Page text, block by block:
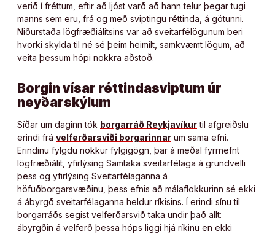
verið í fréttum, eftir að ljóst varð að hann telur þegar tugi
manns sem eru, frá og með sviptingu réttinda, á götunni.
Niðurstaða lögfræðiálitsins var að sveitarfélögunum beri
hvorki skylda til né sé þeim heimilt, samkvæmt lögum, að
veita þessum hópi nokkra aðstoð.
Borgin vísar réttindasviptum úr
neyðarskýlum
Síðar um daginn tók borgarráð Reykjavíkurtil afgreiðslu
erindi frá velferðarsviði borgarinnar um sama efni.
Erindinu fylgdu nokkur fylgigögn, þar á meðal fyrrnefnt
lögfræðiálit, yfirlýsing Samtaka sveitarfélaga á grundvelli
þess og yfirlýsing Sveitarfélaganna á
höfuðborgarsvæðinu, þess efnis að málaflokkurinn sé ekki
á ábyrgð sveitarfélaganna heldur ríkisins. Í erindi sínu til
borgarráðs segist velferðarsvið taka undir það allt:
ábyrgðin á velferð þessa hóps liggi hjá ríkinu en ekki